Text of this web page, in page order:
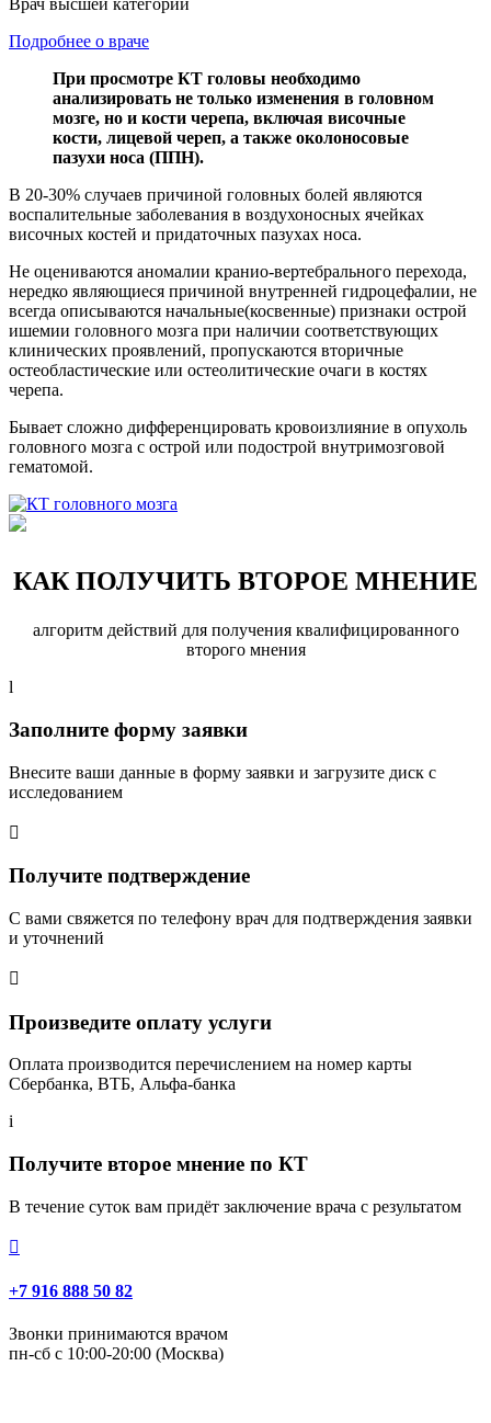
Врач высшей категории
Подробнее о враче
При просмотре КТ головы необходимо
анализировать не только изменения в головном
мозге, но и кости черепа, включая височные
кости, лицевой череп, а также околоносовые
пазухи носа (ППН).
В 20-30% случаев причиной головных болей являются
воспалительные заболевания в воздухоносных ячейках
височных костей и придаточных пазухах носа.
Не оцениваются аномалии кранио-вертебрального перехода,
нередко являющиеся причиной внутренней гидроцефалии, не
всегда описываются начальные(косвенные) признаки острой
ишемии головного мозга при наличии соответствующих
клинических проявлений, пропускаются вторичные
остеобластические или остеолитические очаги в костях
черепа.
Бывает сложно дифференцировать кровоизлияние в опухоль
головного мозга с острой или подострой внутримозговой
гематомой.
КАК ПОЛУЧИТЬ ВТОРОЕ МНЕНИЕ
алгоритм действий для получения квалифицированного
второго мнения
l
Заполните форму заявки
Внесите ваши данные в форму заявки и загрузите диск с
исследованием

Получите подтверждение
С вами свяжется по телефону врач для подтверждения заявки
и уточнений

Произведите оплату услуги
Оплата производится перечислением на номер карты
Сбербанка, ВТБ, Альфа-банка
i
Получите второе мнение по КТ
В течение суток вам придёт заключение врача с результатом

+7 916 888 50 82
Звонки принимаются врачом
пн-сб с 10:00-20:00 (Москва)